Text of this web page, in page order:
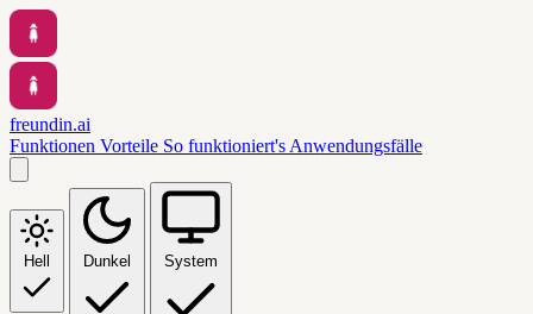
freundin.ai
Funktionen Vorteile So funktioniert's Anwendungsfälle
Hell Dunkel System